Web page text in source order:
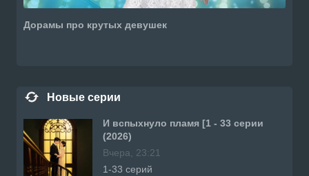
Дорамы про крутых девушек
Новые серии
И вспыхнуло пламя [1 - 33 серии
(2026)
Вчера, 23:21
1-33 серий